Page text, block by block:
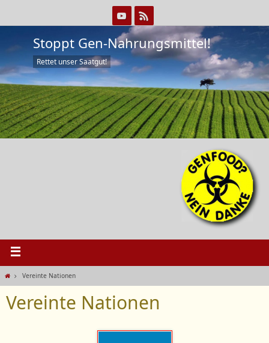
Stoppt Gen-Nahrungsmittel!
Rettet unser Saatgut!
Vereinte Nationen
Vereinte Nationen